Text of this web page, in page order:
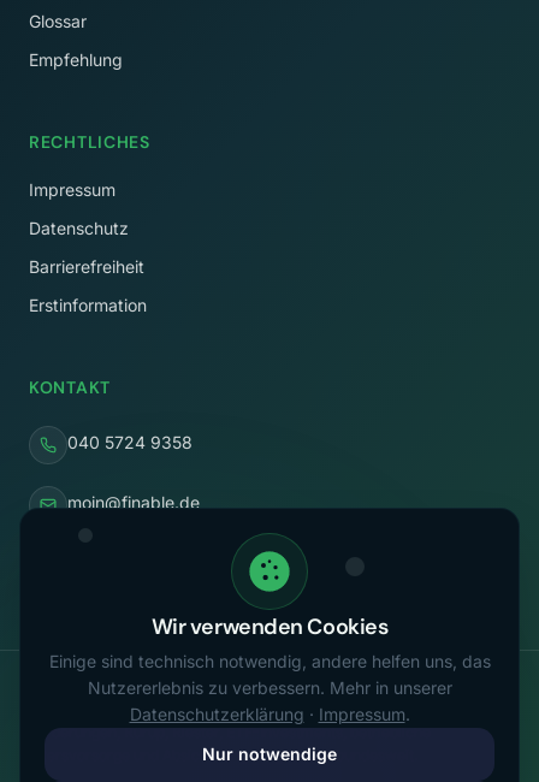
Glossar
Empfehlung
RECHTLICHES
Impressum
Datenschutz
Barrierefreiheit
Erstinformation
KONTAKT
040 5724 9358
moin@finable.de
Rothenbaumchaussee 58
FINABLE bietet unabhängige Finanzberatung zu den Themen
Altersvorsorge, Steueroptimierung, Vermögensaufbau, staatliche
Förderungen, Rürup, Riester, ETF-Investments, betriebliche
Altersvorsorge und Absicherung – digital und bundesweit.
Wir verwenden Cookies
Einige sind technisch notwendig, andere helfen uns, das
Nutzererlebnis zu verbessern. Mehr in unserer
Datenschutzerklärung · Impressum.
Nur notwendige